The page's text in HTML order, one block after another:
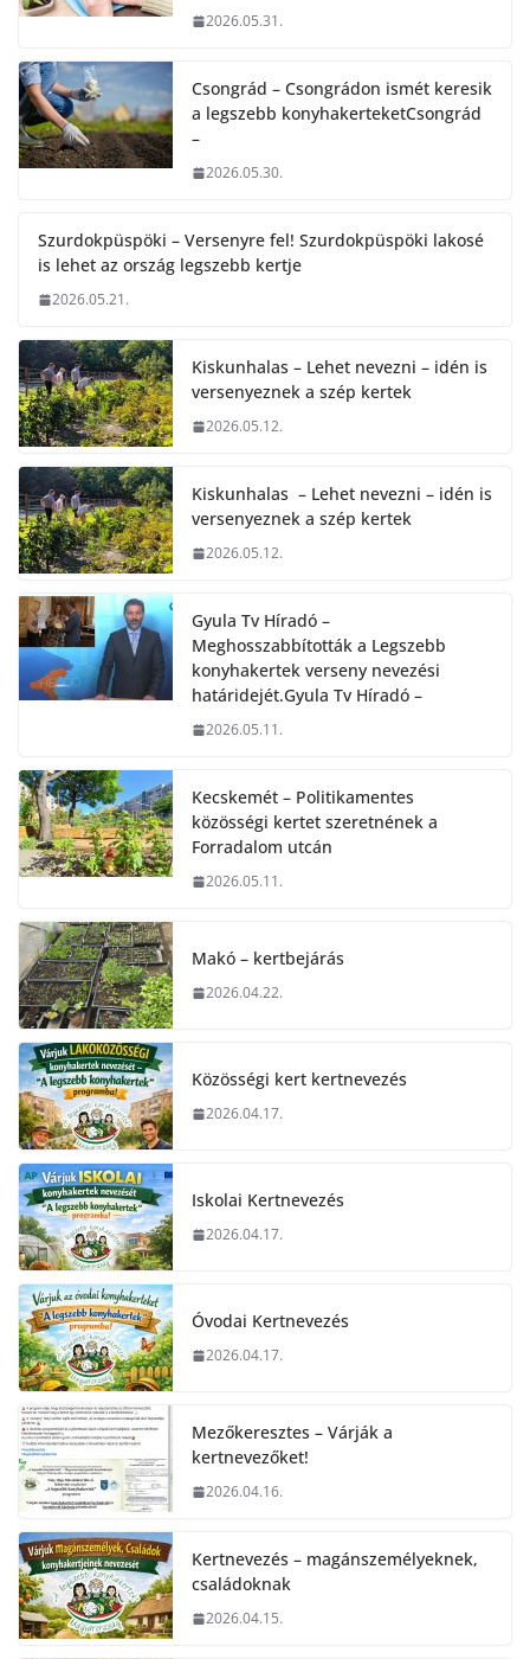
2026.05.31.
Csongrád – Csongrádon ismét keresik
a legszebb konyhakerteketCsongrád
–
2026.05.30.
Szurdokpüspöki – Versenyre fel! Szurdokpüspöki lakosé
is lehet az ország legszebb kertje
2026.05.21.
Kiskunhalas – Lehet nevezni – idén is
versenyeznek a szép kertek
2026.05.12.
Kiskunhalas – Lehet nevezni – idén is
versenyeznek a szép kertek
2026.05.12.
Gyula Tv Híradó –
Meghosszabbították a Legszebb
konyhakertek verseny nevezési
határidejét.Gyula Tv Híradó –
2026.05.11.
Kecskemét – Politikamentes
közösségi kertet szeretnének a
Forradalom utcán
2026.05.11.
Makó – kertbejárás
2026.04.22.
Közösségi kert kertnevezés
2026.04.17.
Iskolai Kertnevezés
2026.04.17.
Óvodai Kertnevezés
2026.04.17.
Mezőkeresztes – Várják a
kertnevezőket!
2026.04.16.
Kertnevezés – magánszemélyeknek,
családoknak
2026.04.15.